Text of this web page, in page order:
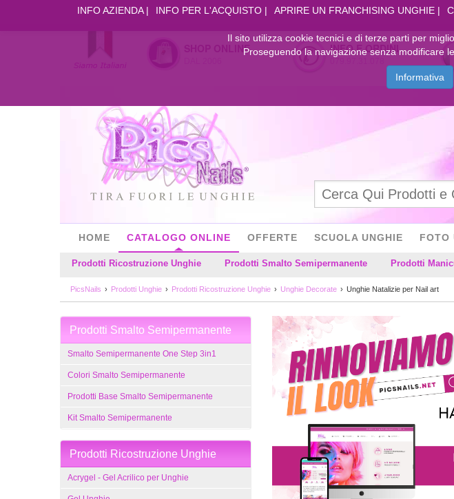
INFO AZIENDA INFO PER L'ACQUISTO APRIRE UN FRANCHISING UNGHIE
SHOP ONLINE INFO E ORDINI
HOME CATALOGO ONLINE
Prodotti Ricostruzione Unghie Prodotti Smalto Semipermanente Prodotti
OFFERTE SCUOLA UNGHIE FOTO
PicsNails Prodotti Unghie Prodotti Ricostruzione Unghie Unghie Decorate Unghie Natalizie per Nail art
Prodotti Smalto Semipermanente
Smalto Semipermanente One Step 3in1
Colori Smalto Semipermanente
Prodotti Base Smalto Semipermanente
Kit Smalto Semipermanente
Prodotti Ricostruzione Unghie
Acrygel - Gel Acrilico per Unghie
Il sito utilizza cookie tecnici e di terze parti per
Proseguendo la navigazione senza modificare
Informativa